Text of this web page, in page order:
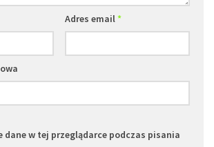
Adres email*
dane w tej przeglądarce podczas pisania